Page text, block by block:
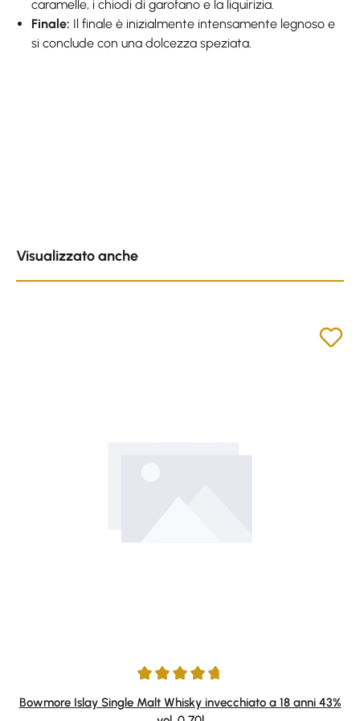
caramelle, i chiodi di garofano e la liquirizia.
Finale: Il finale è inizialmente intensamente legnoso e
si conclude con una dolcezza speziata.
Visualizzato anche
Average rating of 4.75 out of 5 stars
Bowmore Islay Single Malt Whisky invecchiato a 18 anni 43%